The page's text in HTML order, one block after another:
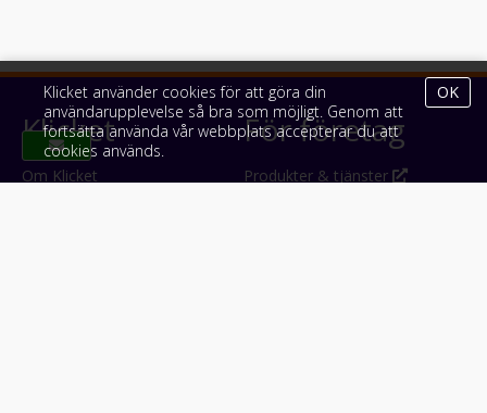
Klicket
Om Klicket
För företag
Produkter & tjänster
Klicket använder cookies för att göra din
användarupplevelse så bra som möjligt. Genom att
fortsätta använda vår webbplats accepterar du att
cookies används.
OK